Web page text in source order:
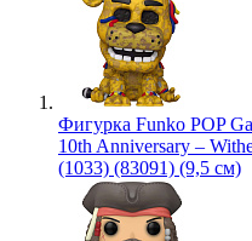
Фигурка Funko POP
10th Anniversary –
(1033) (83091) (9,5 см)